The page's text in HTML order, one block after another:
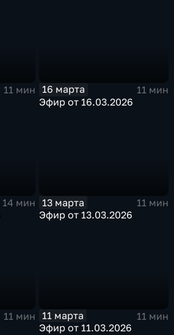
11 мин
16 марта
11 мин
Эфир от 16.03.2026
14 мин
13 марта
11 мин
Эфир от 13.03.2026
11 мин
11 марта
11 мин
Эфир от 11.03.2026